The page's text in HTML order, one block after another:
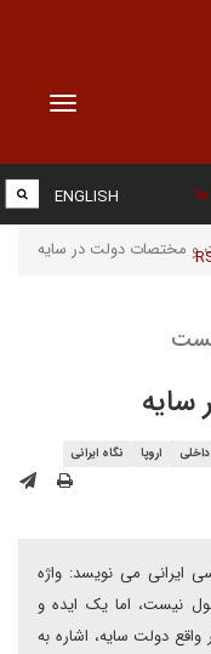
Toggle
ENGLISH
و مختصات دولت در سایه
سایه
داخلی اروپا نگاه ایرانی
ایرانی می نویسد: واژه
نیست، اما یک ایده و
دولت سایه، اشاره به